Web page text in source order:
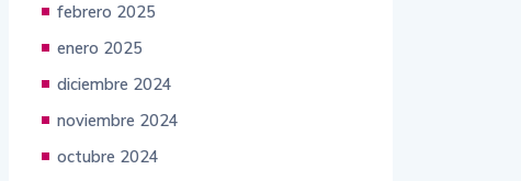
febrero 2025
enero 2025
diciembre 2024
noviembre 2024
octubre 2024